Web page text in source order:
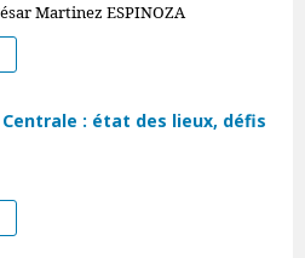
Martinez ESPINOZA
: état des lieux, défis